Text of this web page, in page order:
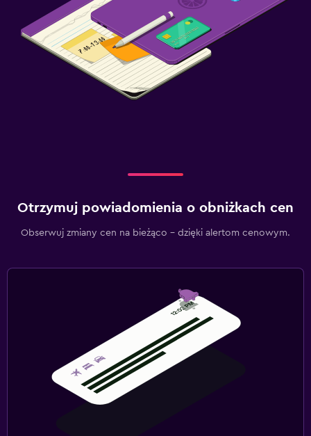
Otrzymuj powiadomienia o obniżkach cen
Obserwuj zmiany cen na bieżąco – dzięki alertom cenowym.